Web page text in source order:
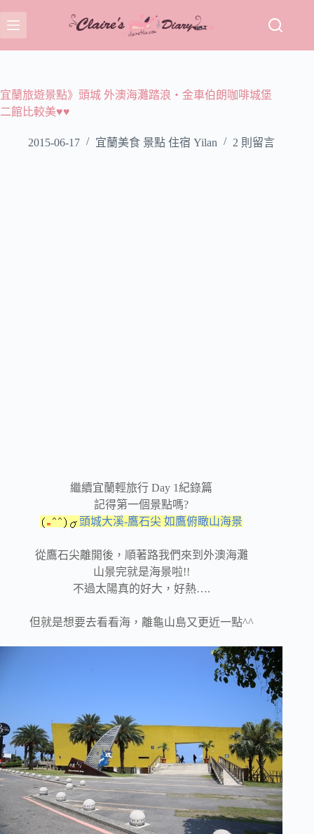
至
主
容
宜蘭旅遊景點》頭城 外澳海灘踏浪‧金車伯朗咖啡城堡
二館比較美♥♥
2015-06-17 宜蘭美食 景點 住宿 Yilan 2 則留言
繼續宜蘭輕旅行 Day 1紀錄篇
記得第一個景點嗎?
頭城大溪-鷹石尖 如鷹俯瞰山海景
從鷹石尖離開後，順著路我們來到外澳海灘
山景完就是海景啦!!
不過太陽真的好大，好熱….
但就是想要去看看海，離龜山島又更近一點^^